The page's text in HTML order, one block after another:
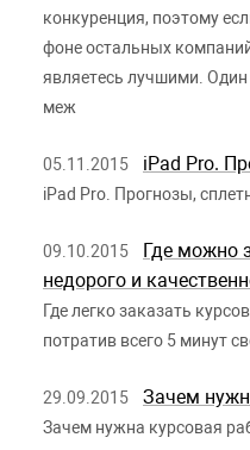
конкуренция, поэтому
фоне остальных
являетесь лучшими. Один
меж
05.11.2015 iPad Pro.
iPad Pro. Прогнозы,
09.10.2015
Где можно
недорого и
Где легко заказать
потратив всего 5 минут
29.09.2015 Зачем
Зачем нужна курсовая